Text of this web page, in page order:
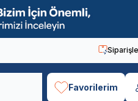
Favorilerim